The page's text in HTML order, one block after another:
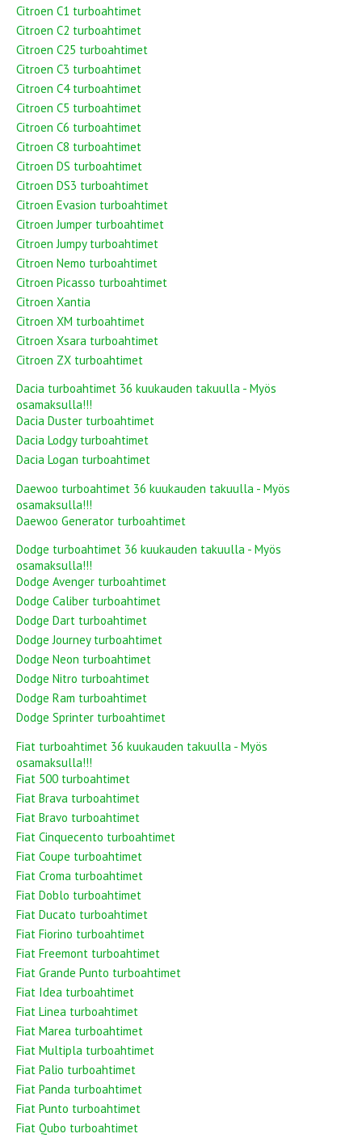
Citroen C1 turboahtimet
Citroen C2 turboahtimet
Citroen C25 turboahtimet
Citroen C3 turboahtimet
Citroen C4 turboahtimet
Citroen C5 turboahtimet
Citroen C6 turboahtimet
Citroen C8 turboahtimet
Citroen DS turboahtimet
Citroen DS3 turboahtimet
Citroen Evasion turboahtimet
Citroen Jumper turboahtimet
Citroen Jumpy turboahtimet
Citroen Nemo turboahtimet
Citroen Picasso turboahtimet
Citroen Xantia
Citroen XM turboahtimet
Citroen Xsara turboahtimet
Citroen ZX turboahtimet
Dacia turboahtimet 36 kuukauden takuulla - Myös
osamaksulla!!!
Dacia Duster turboahtimet
Dacia Lodgy turboahtimet
Dacia Logan turboahtimet
Daewoo turboahtimet 36 kuukauden takuulla - Myös
osamaksulla!!!
Daewoo Generator turboahtimet
Dodge turboahtimet 36 kuukauden takuulla - Myös
osamaksulla!!!
Dodge Avenger turboahtimet
Dodge Caliber turboahtimet
Dodge Dart turboahtimet
Dodge Journey turboahtimet
Dodge Neon turboahtimet
Dodge Nitro turboahtimet
Dodge Ram turboahtimet
Dodge Sprinter turboahtimet
Fiat turboahtimet 36 kuukauden takuulla - Myös
osamaksulla!!!
Fiat 500 turboahtimet
Fiat Brava turboahtimet
Fiat Bravo turboahtimet
Fiat Cinquecento turboahtimet
Fiat Coupe turboahtimet
Fiat Croma turboahtimet
Fiat Doblo turboahtimet
Fiat Ducato turboahtimet
Fiat Fiorino turboahtimet
Fiat Freemont turboahtimet
Fiat Grande Punto turboahtimet
Fiat Idea turboahtimet
Fiat Linea turboahtimet
Fiat Marea turboahtimet
Fiat Multipla turboahtimet
Fiat Palio turboahtimet
Fiat Panda turboahtimet
Fiat Punto turboahtimet
Fiat Qubo turboahtimet